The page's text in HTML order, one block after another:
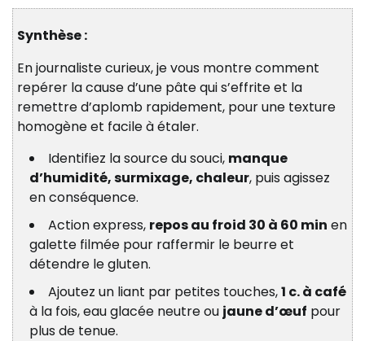
Synthèse :
En journaliste curieux, je vous montre comment
repérer la cause d’une pâte qui s’effrite et la
remettre d’aplomb rapidement, pour une texture
homogène et facile à étaler.
Identifiez la source du souci, manque
d’humidité, surmixage, chaleur, puis agissez
en conséquence.
Action express, repos au froid 30 à 60 min en
galette filmée pour raffermir le beurre et
détendre le gluten.
Ajoutez un liant par petites touches,1 c. à café
à la fois, eau glacée neutre ou jaune d’œuf pour
plus de tenue.